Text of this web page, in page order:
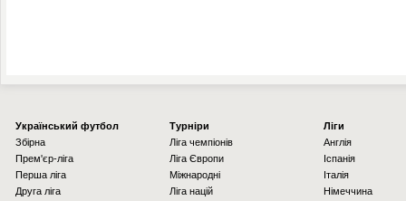
Українcький футбол
Збірна
Прем'єр-ліга
Перша ліга
Друга ліга
Турніри
Ліга чемпіонів
Ліга Європи
Міжнародні
Ліга націй
Ліги
Англія
Іспанія
Італія
Німеччина